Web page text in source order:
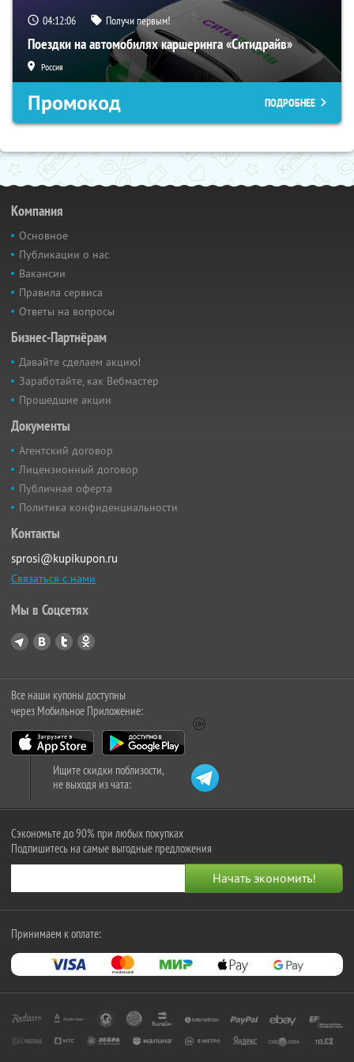
04:12:05 Получи первым!
Поездки на автомобилях каршеринга «Ситидрайв»
Россия
Промокод ПОДРОБНЕЕ
Компания
Основное
Публикации о нас
Вакансии
Правила сервиса
Ответы на вопросы
Бизнес-Партнёрам
Давайте сделаем акцию!
Заработайте, как Вебмастер
Прошедшие акции
Документы
Агентский договор
Лицензионный договор
Публичная оферта
Политика конфиденциальности
Контакты
sprosi@kupikupon.ru
Связаться с нами
Мы в Соцсетях
Все наши купоны доступны
через Мобильное Приложение:
Ищите скидки поблизости,
не выходя из чата:
Сэкономьте до 90% при любых покупках
Подпишитесь на самые выгодные предложения
Принимаем к оплате: